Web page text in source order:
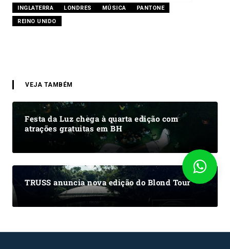
INGLATERRA
LONDRES MÚSICA
PANTONE
REINO UNIDO
VEJA TAMBÉM
Festa da Luz chega à quarta edição com
atrações gratuitas em BH
TRUSS anuncia nova edição do Blond Tour